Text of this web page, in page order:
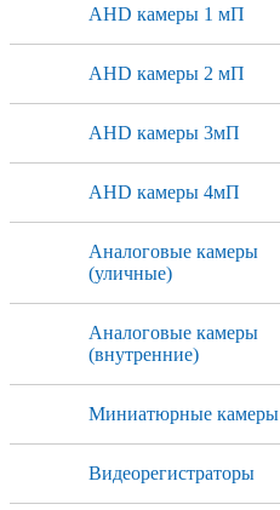
AHD камеры 1 мП
AHD камеры 2 мП
AHD камеры 3мП
AHD камеры 4мП
Аналоговые камеры
(уличные)
Аналоговые камеры
(внутренние)
Миниатюрные камеры
Видеорегистраторы